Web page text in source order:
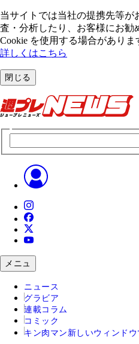
当サイトでは当社の提携先等が
査・分析したり、お客様にお勧
Cookie を使⽤する場合がありま
詳しくはこちら
閉じる
メニュ
ニュース
グラビア
連載コラム
コミック
キン肉マン 新しいウィンドウ